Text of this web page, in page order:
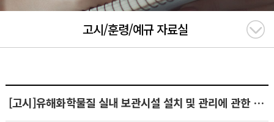
고시/훈령/예규 자료실
[고시]유해화학물질 실내 보관시설 설치 및 관리에 관한 고시(2020.12.22)